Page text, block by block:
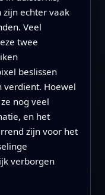
zijn echter vaak
Veel
twee
beslissen
verdient. Hoewel
nog veel
en het
zijn voor het
verborgen